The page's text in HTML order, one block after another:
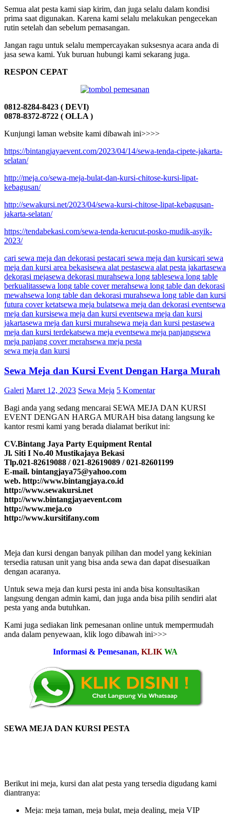
Semua alat pesta kami siap kirim, dan juga selalu dalam kondisi
prima saat digunakan. Karena kami selalu melakukan pengecekan
rutin setelah dan sebelum pemasangan.
Jangan ragu untuk selalu mempercayakan suksesnya acara anda di
jasa sewa kami. Yuk buruan hubungi kami sekarang juga.
RESPON CEPAT
0812-8284-8423 ( DEVI)
0878-8372-8722 ( OLLA )
Kunjungi laman website kami dibawah ini>>>>
https://bintangjayaevent.com/2023/04/14/sewa-tenda-cipete-jakarta-
selatan/
http://meja.co/sewa-meja-bulat-dan-kursi-chitose-kursi-lipat-
kebagusan/
http://sewakursi.net/2023/04/sewa-kursi-chitose-lipat-kebagusan-
jakarta-selatan/
https://tendabekasi.com/sewa-tenda-kerucut-posko-mudik-asyik-
2023/
cari sewa meja dan dekorasi pestacari sewa meja dan kursicari sewa
meja dan kursi area bekasisewa alat pestasewa alat pesta jakartasewa
dekorasi mejasewa dekorasi murahsewa long tablesewa long table
berkualitassewa long table cover merahsewa long table dan dekorasi
mewahsewa long table dan dekorasi murahsewa long table dan kursi
futura cover ketatsewa meja bulatsewa meja dan dekorasi eventsewa
meja dan kursisewa meja dan kursi eventsewa meja dan kursi
jakartasewa meja dan kursi murahsewa meja dan kursi pestasewa
meja dan kursi terdekatsewa meja eventsewa meja panjangsewa
meja panjang cover merahsewa meja pesta
sewa meja dan kursi
Sewa Meja dan Kursi Event Dengan Harga Murah
Galeri Maret 12, 2023 Sewa Meja 5 Komentar
Bagi anda yang sedang mencarai SEWA MEJA DAN KURSI
EVENT DENGAN HARGA MURAH bisa datang langsung ke
kantor resmi kami yang berada dialamat berikut ini:
CV.Bintang Jaya Party Equipment Rental
Jl. Siti I No.40 Mustikajaya Bekasi
Tlp.021-82619088 / 021-82619089 / 021-82601199
E-mail. bintangjaya75@yahoo.com
web. http://www.bintangjaya.co.id
http://www.sewakursi.net
http://www.bintangjayaevent.com
http://www.meja.co
http://www.kursitifany.com
Meja dan kursi dengan banyak pilihan dan model yang kekinian
tersedia ratusan unit yang bisa anda sewa dan dapat disesuaikan
dengan acaranya.
Untuk sewa meja dan kursi pesta ini anda bisa konsultasikan
langsung dengan admin kami, dan juga anda bisa pilih sendiri alat
pesta yang anda butuhkan.
Kami juga sediakan link pemesanan online untuk mempermudah
anda dalam penyewaan, klik logo dibawah ini>>>
Informasi & Pemesanan, KLIK WA
SEWA MEJA DAN KURSI PESTA
Berikut ini meja, kursi dan alat pesta yang tersedia digudang kami
diantranya:
Meja: meja taman, meja bulat, meja dealing, meja VIP